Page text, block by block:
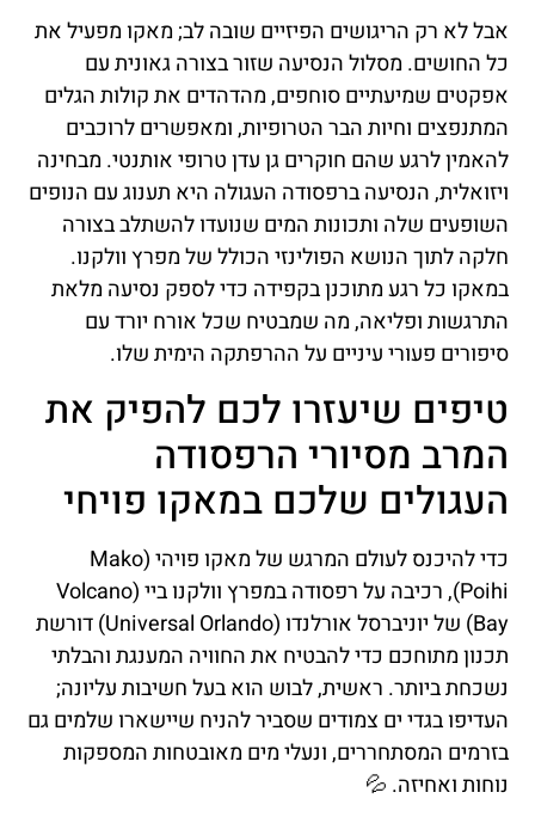
אבל לא רק הריגושים הפיזיים שובה לב; מאקו מפעיל את
כל החושים. מסלול הנסיעה שזור בצורה גאונית עם
אפקטים שמיעתיים סוחפים, מהדהדים את קולות הגלים
המתנפצים וחיות הבר הטרופיות, ומאפשרים לרוכבים
להאמין לרגע שהם חוקרים גן עדן טרופי אותנטי. מבחינה
ויזואלית, הנסיעה ברפסודה העגולה היא תענוג עם הנופים
השופעים שלה ותכונות המים שנועדו להשתלב בצורה
חלקה לתוך הנושא הפולינזי הכולל של מפרץ וולקנו.
במאקו כל רגע מתוכנן בקפידה כדי לספק נסיעה מלאת
התרגשות ופליאה, מה שמבטיח שכל אורח יורד עם
סיפורים פעורי עיניים על ההרפתקה הימית שלו.
טיפים שיעזרו לכם להפיק את
המרב מסיורי הרפסודה
העגולים שלכם במאקו פויחי
כדי להיכנס לעולם המרגש של מאקו פויהי (Mako
Poihi), רכיבה על רפסודה במפרץ וולקנו ביי (Volcano
Bay) של יוניברסל אורלנדו (Universal Orlando) דורשת
תכנון מתוחכם כדי להבטיח את החוויה המענגת והבלתי
נשכחת ביותר. ראשית, לבוש הוא בעל חשיבות עליונה;
העדיפו בגדי ים צמודים שסביר להניח שיישארו שלמים גם
בזרמים המסתחררים, ונעלי מים מאובטחות המספקות
נוחות ואחיזה. 💦